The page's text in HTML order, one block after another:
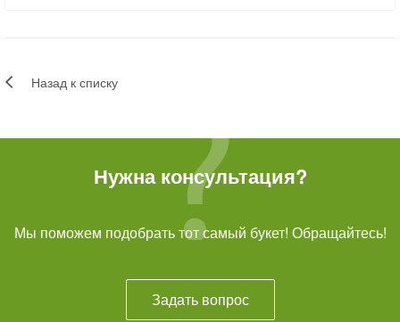
Назад к списку
Нужна консультация?
Мы поможем подобрать тот самый букет! Обращайтесь!
Задать вопрос